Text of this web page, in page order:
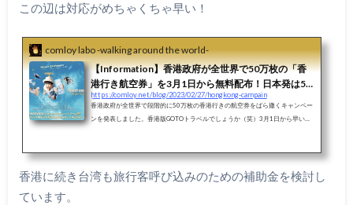
この辺は対応がめちゃくちゃ早い！
comloy labo -walking around the world-
【Information】香港政府が全世界で50万枚の「香
港行き航空券」を3月1日から無料配布！日本発は5
月から。
https://comloy.net/blog/2023/02/27/hongkong-campain
香港政府が全世界で段階的に50万枚の香港行きの航空券をばら撒くキャンペー
ンを発表しました。香港版GOTOトラベルでしょうか（笑）3月1日から早い者
の会員登録だけ済ませて気長に待とうと思います。久しく香港行っていないな
ぁ〜香港ってどうなった？最後に香港に行ったのは2019年6月。毎年必ず香港
は行っていましたが、これが最後になりました。その後9月にデモなどのゴタ
香港に続き台湾も旅行客呼び込みのための補助金を検討し
ています。